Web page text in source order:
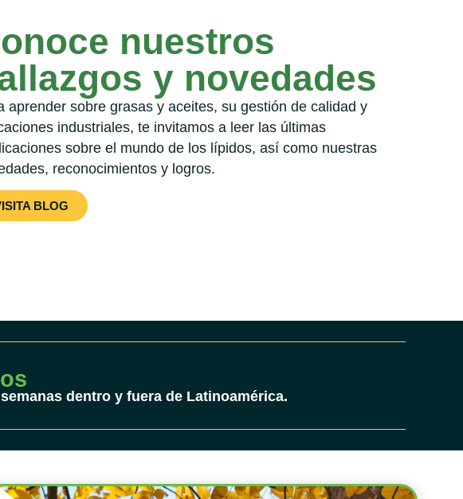
nuestros
y novedades
aprender sobre grasas y aceites, su gestión de calidad y
industriales, te invitamos a leer las últimas
sobre el mundo de los lípidos, así como nuestras
reconocimientos y logros.
BLOG
dentro y fuera de Latinoamérica.